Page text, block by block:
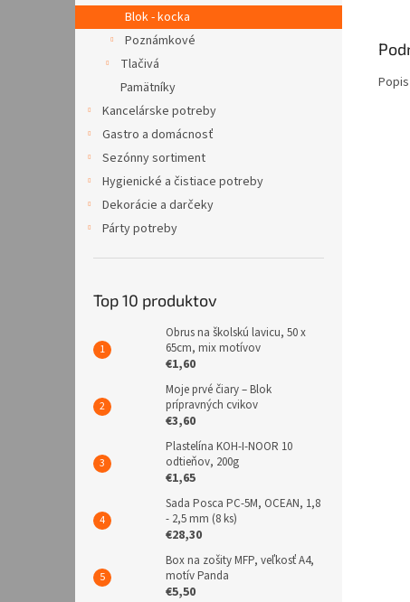
Blok - kocka
Poznámkové
Tlačivá
Pamätníky
Kancelárske potreby
Gastro a domácnosť
Sezónny sortiment
Hygienické a čistiace potreby
Dekorácie a darčeky
Párty potreby
Top 10 produktov
Obrus na školskú lavicu, 50 x
65cm, mix motívov
€1,60
Moje prvé čiary – Blok
prípravných cvikov
€3,60
Plastelína KOH-I-NOOR 10
odtieňov, 200g
€1,65
Sada Posca PC-5M, OCEAN, 1,8
- 2,5 mm (8 ks)
€28,30
Box na zošity MFP, veľkosť A4,
motív Panda
€5,50